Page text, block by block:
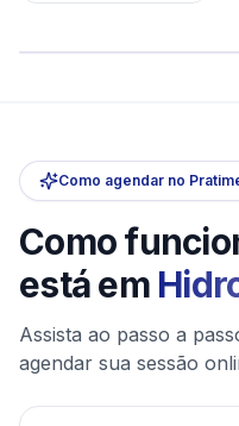
Como agendar no
Como
está em
Assista ao passo a
agendar sua sessão